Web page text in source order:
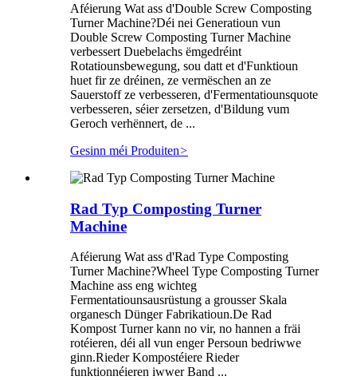
Aféierung Wat ass d'Double Screw Composting
Turner Machine?Déi nei Generatioun vun
Double Screw Composting Turner Machine
verbessert Duebelachs ëmgedréint
Rotatiounsbewegung, sou datt et d'Funktioun
huet fir ze dréinen, ze vermëschen an ze
Sauerstoff ze verbesseren, d'Fermentatiounsquote
verbesseren, séier zersetzen, d'Bildung vum
Geroch verhënnert, de ...
Gesinn méi Produiten>
Rad Typ Composting Turner
Machine
Aféierung Wat ass d'Rad Type Composting
Turner Machine?Wheel Type Composting Turner
Machine ass eng wichteg
Fermentatiounsausrüstung a grousser Skala
organesch Dünger Fabrikatioun.De Rad
Kompost Turner kann no vir, no hannen a fräi
rotéieren, déi all vun enger Persoun bedriwwe
ginn.Rieder Kompostéiere Rieder
funktionnéieren iwwer Band ...